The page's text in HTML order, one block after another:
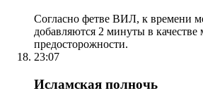
Согласно фетве ВИЛ, к времени
добавляются 2 минуты в качестве
предосторожности.
23:07
Исламская полночь